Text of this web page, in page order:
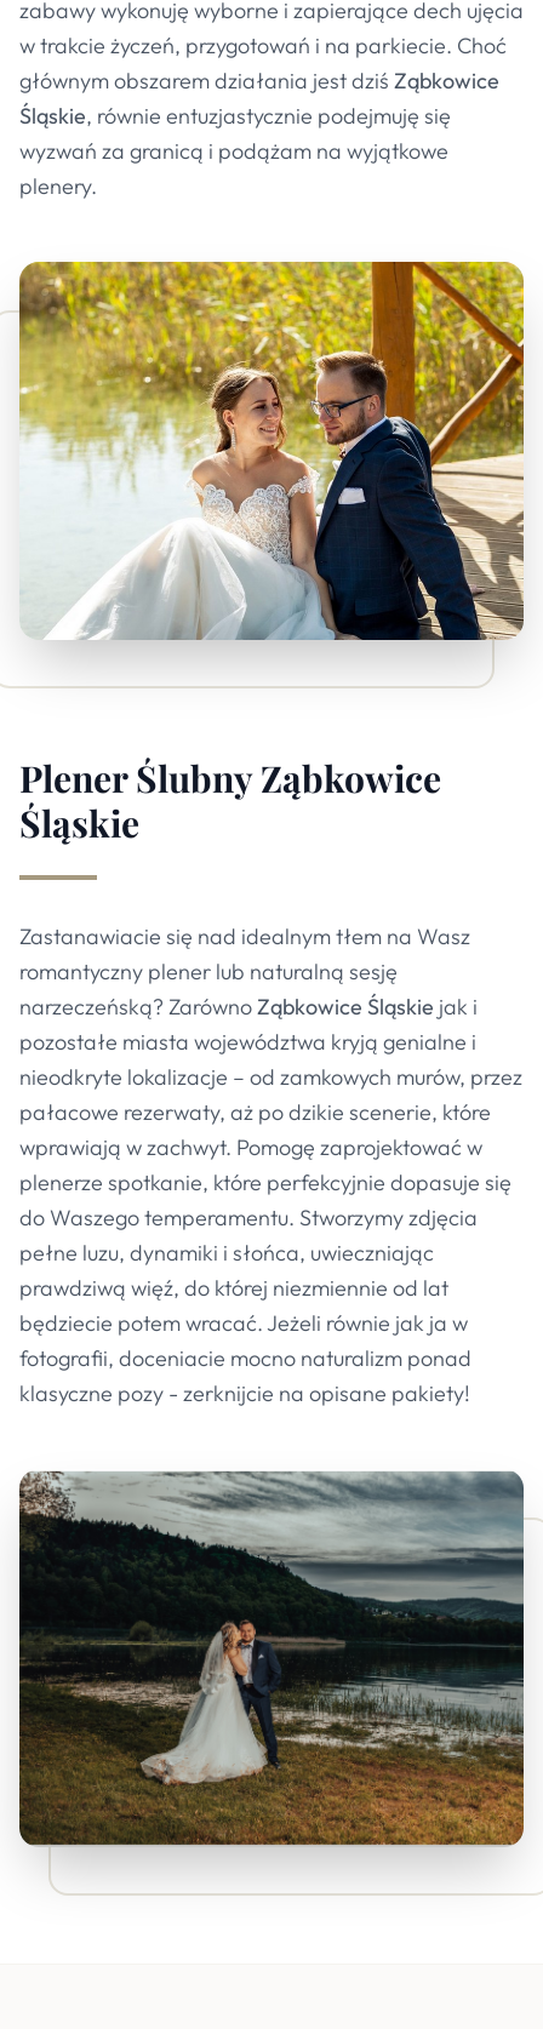
zabawy wykonuję wyborne i zapierające dech ujęcia
w trakcie życzeń, przygotowań i na parkiecie. Choć
głównym obszarem działania jest dziś Ząbkowice
Śląskie, równie entuzjastycznie podejmuję się
wyzwań za granicą i podążam na wyjątkowe
plenery.
Plener ŚlubnyZąbkowice
Śląskie
Zastanawiacie się nad idealnym tłem na Wasz
romantyczny plener lub naturalną sesję
narzeczeńską? ZarównoZąbkowice Śląskie jak i
pozostałe miasta województwa kryją genialne i
nieodkryte lokalizacje – od zamkowych murów, przez
pałacowe rezerwaty, aż po dzikie scenerie, które
wprawiają w zachwyt. Pomogę zaprojektować w
plenerze spotkanie, które perfekcyjnie dopasuje się
do Waszego temperamentu. Stworzymy zdjęcia
pełne luzu, dynamiki i słońca, uwieczniając
prawdziwą więź, do której niezmiennie od lat
będziecie potem wracać. Jeżeli równie jak ja w
fotografii, doceniacie mocno naturalizm ponad
klasyczne pozy - zerknijcie na opisane pakiety!